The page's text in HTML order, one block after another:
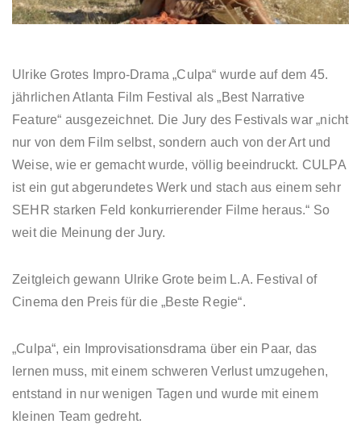
Ulrike Grotes Impro-Drama „Culpa“ wurde auf dem 45.
jährlichen Atlanta Film Festival als „Best Narrative
Feature“ ausgezeichnet. Die Jury des Festivals war „nicht
nur von dem Film selbst, sondern auch von der Art und
Weise, wie er gemacht wurde, völlig beeindruckt. CULPA
ist ein gut abgerundetes Werk und stach aus einem sehr
SEHR starken Feld konkurrierender Filme heraus.“ So
weit die Meinung der Jury.
Zeitgleich gewann Ulrike Grote beim L.A. Festival of
Cinema den Preis für die „Beste Regie“.
„Culpa“, ein Improvisationsdrama über ein Paar, das
lernen muss, mit einem schweren Verlust umzugehen,
entstand in nur wenigen Tagen und wurde mit einem
kleinen Team gedreht.